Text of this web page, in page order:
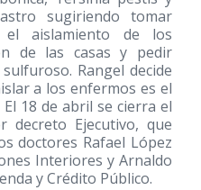
sugiriendo tomar
el aislamiento de los
de las casas y pedir
Rangel decide
a los enfermos es el
18 de abril se cierra el
decreto Ejecutivo, que
doctores Rafael López
Interiores y Arnaldo
y Crédito Público.